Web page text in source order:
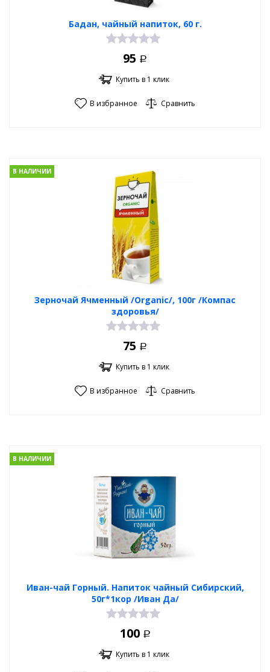
Бадан, чайный напиток, 60 г.
95 Р
Купить в 1 клик
В избранное Сравнить
Зерночай Ячменный /Organic/, 100г /Компас
здоровья/
В НАЛИЧИИ
75 Р
Купить в 1 клик
В избранное Сравнить
Иван-чай Горный. Напиток чайный Сибирский,
50г*1кор /Иван Да/
В НАЛИЧИИ
100 Р
Купить в 1 клик